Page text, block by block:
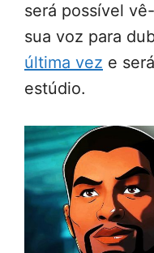
será possível
sua voz para
última vez e
estúdio.